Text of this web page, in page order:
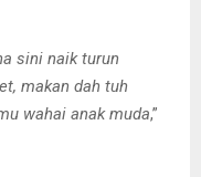
sini naik turun
makan dah tuh
wahai anak muda,”